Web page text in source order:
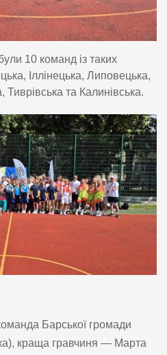
10 команд із таких
Іллінецька, Липовецька,
Тиврівська та Калинівська.
Барської громади
краща гравчиня — Марта